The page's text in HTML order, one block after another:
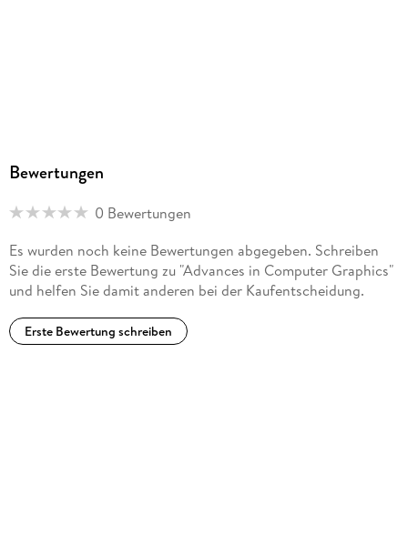
Bewertungen
0 Bewertungen
Es wurden noch keine Bewertungen abgegeben. Schreiben
Sie die erste Bewertung zu "Advances in Computer Graphics"
und helfen Sie damit anderen bei der Kaufentscheidung.
Erste Bewertung schreiben